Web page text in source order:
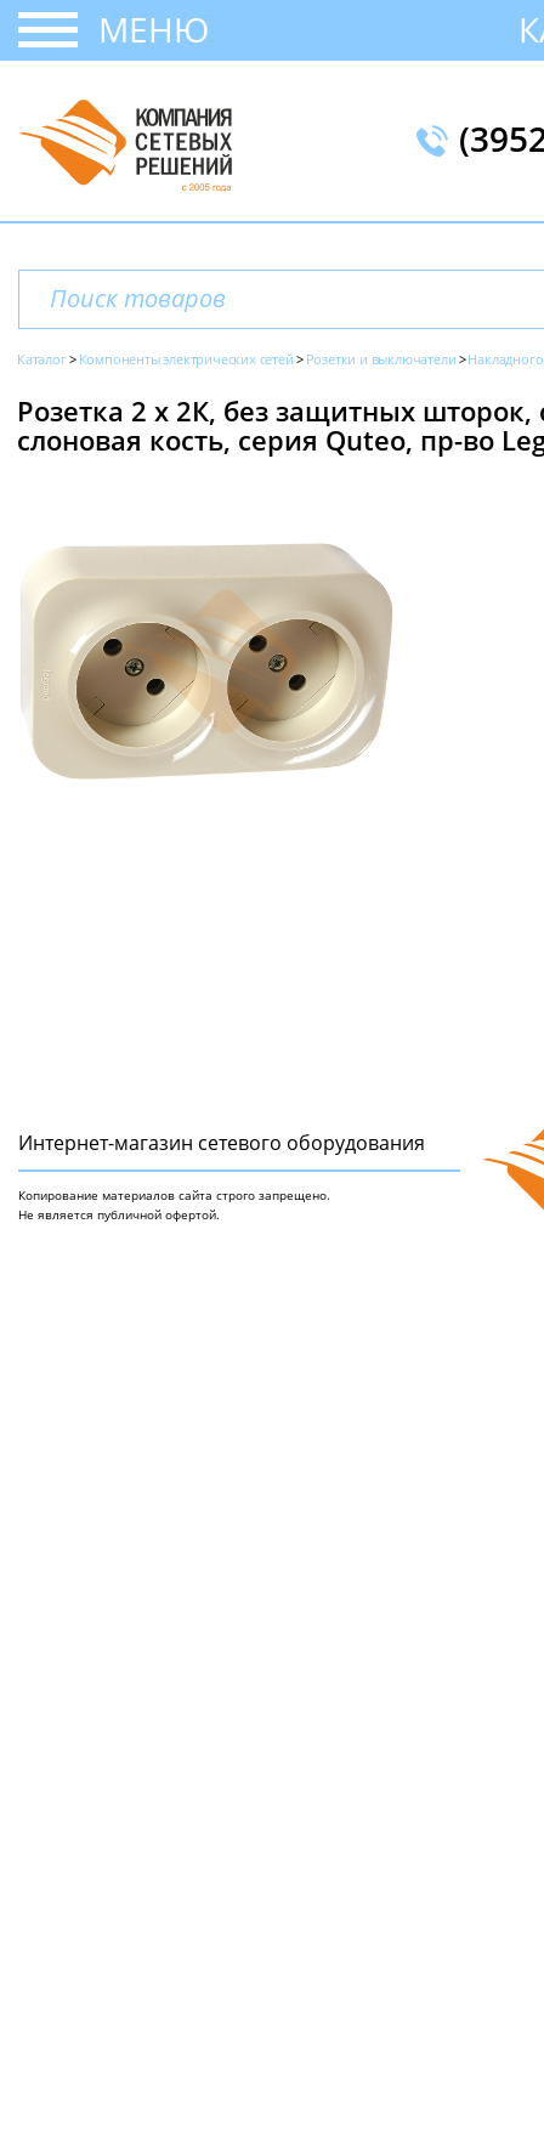
МЕНЮ
Каталог Компоненты электрических сетей Розетки и выключатели
Розетка 2 х 2К, без защитных
слоновая кость, серия Quteo, пр-во
Интернет-магазин сетeвого оборудования
Копирование материалов сайта строго запрещено.
Не является публичной офертой.